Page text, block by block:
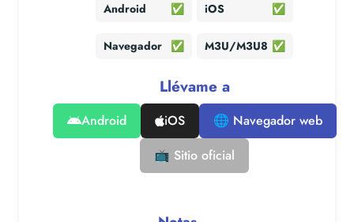
Android ✅ iOS ✅
Navegador ✅ M3U/M3U8 ✅
Llévame a
Android iOS
🌐 Navegador web
📺 Sitio oficial